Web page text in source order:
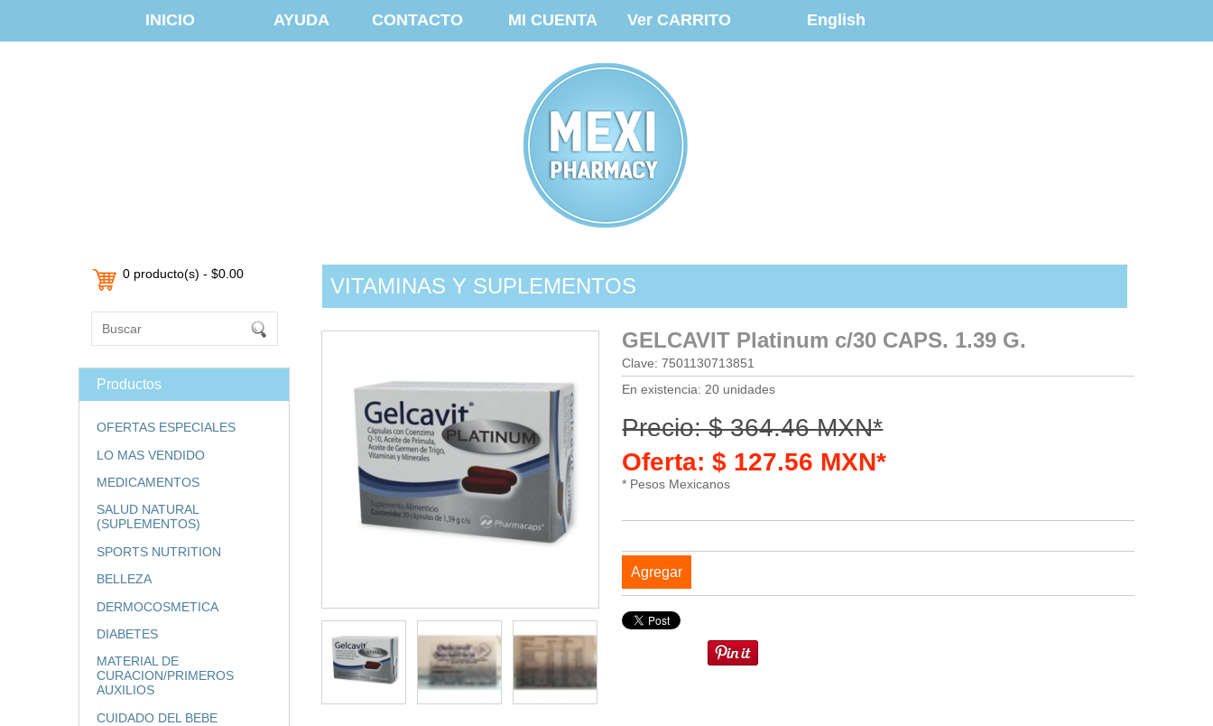
INICIO AYUDA CONTACTO MI CUENTA Ver CARRITO English
0 producto(s) - $0.00
Productos
OFERTAS ESPECIALES
LO MAS VENDIDO
MEDICAMENTOS
SALUD NATURAL
(SUPLEMENTOS)
SPORTS NUTRITION
BELLEZA
DERMOCOSMETICA
DIABETES
MATERIAL DE
CURACION/PRIMEROS
AUXILIOS
CUIDADO DEL BEBE
VITAMINAS Y SUPLEMENTOS
GELCAVIT Platinum c/30 CAPS. 1.39 G.
Clave: 7501130713851
En existencia: 20 unidades
Precio: $ 364.46 MXN*
Oferta: $ 127.56 MXN*
* Pesos Mexicanos
Agregar